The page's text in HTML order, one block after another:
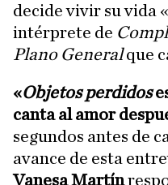
decide vivir su vida
intérprete de
Plano Generalque
«Objetos perdidos
canta al amor
segundos antes de
avance de esta
Vanesa Martín